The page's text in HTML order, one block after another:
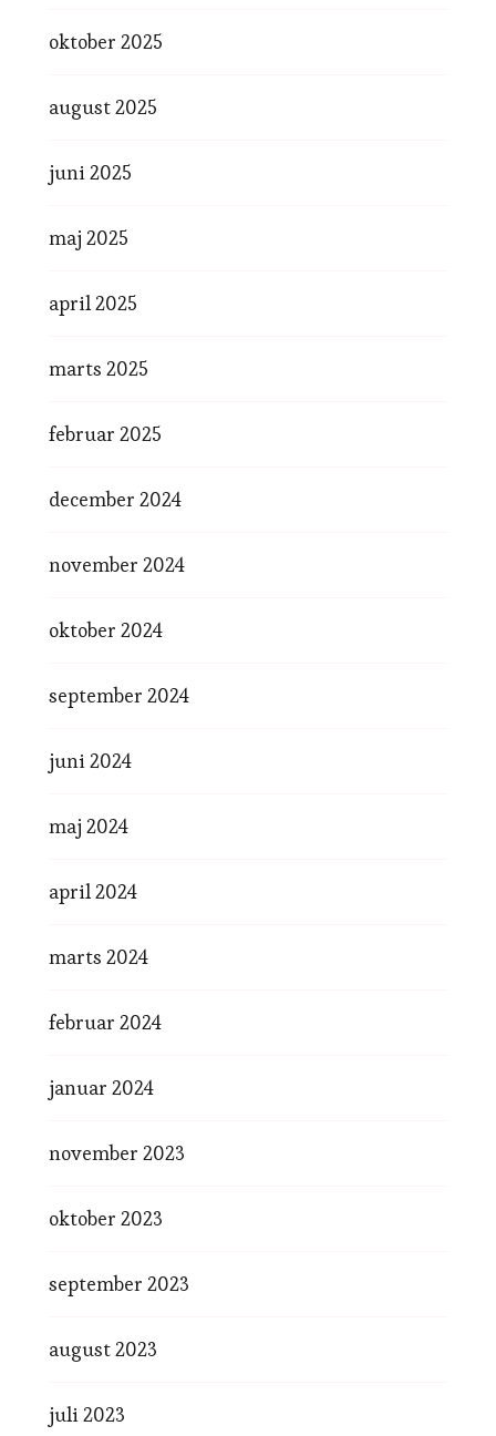
oktober 2025
august 2025
juni 2025
maj 2025
april 2025
marts 2025
februar 2025
december 2024
november 2024
oktober 2024
september 2024
juni 2024
maj 2024
april 2024
marts 2024
februar 2024
januar 2024
november 2023
oktober 2023
september 2023
august 2023
juli 2023